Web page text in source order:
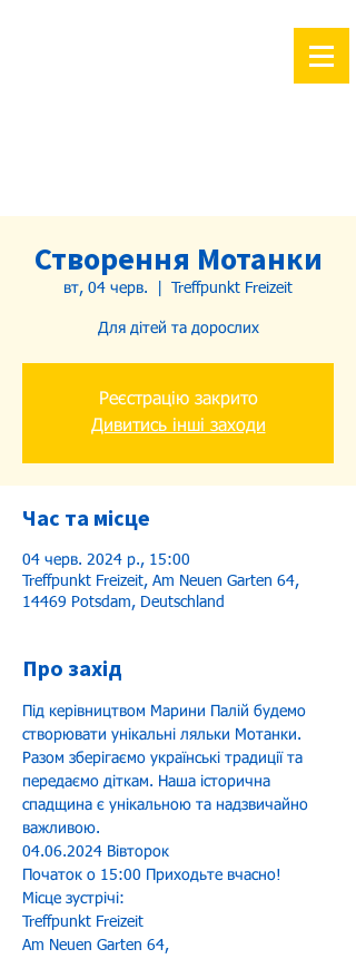
Створення Мотанки
вт, 04 черв. Treffpunkt Freizeit
Для дітей та дорослих
Реєстрацію закрито
Дивитись інші заходи
Час та місце
04 черв. 2024 р., 15:00
Treffpunkt Freizeit, Am Neuen Garten 64,
14469 Potsdam, Deutschland
Про захід
Під керівництвом Марини Палій будемо
створювати унікальні ляльки Мотанки.
Разом зберігаємо українські традиції та
передаємо діткам. Наша історична
спадщина є унікальною та надзвичайно
важливою.
04.06.2024 Вівторок
Початок о 15:00 Приходьте вчасно!
Місце зустрічі:
Treffpunkt Freizeit
Am Neuen Garten 64,